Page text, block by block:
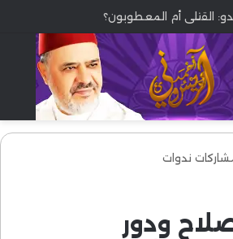
القتلى أم المعطوبون؟
ندوات
ودور